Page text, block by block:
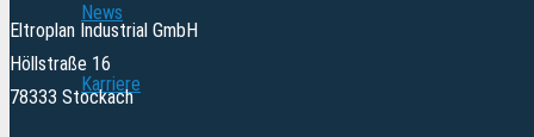
News
Karriere
Eltroplan Industrial GmbH
Höllstraße 16
78333 Stockach